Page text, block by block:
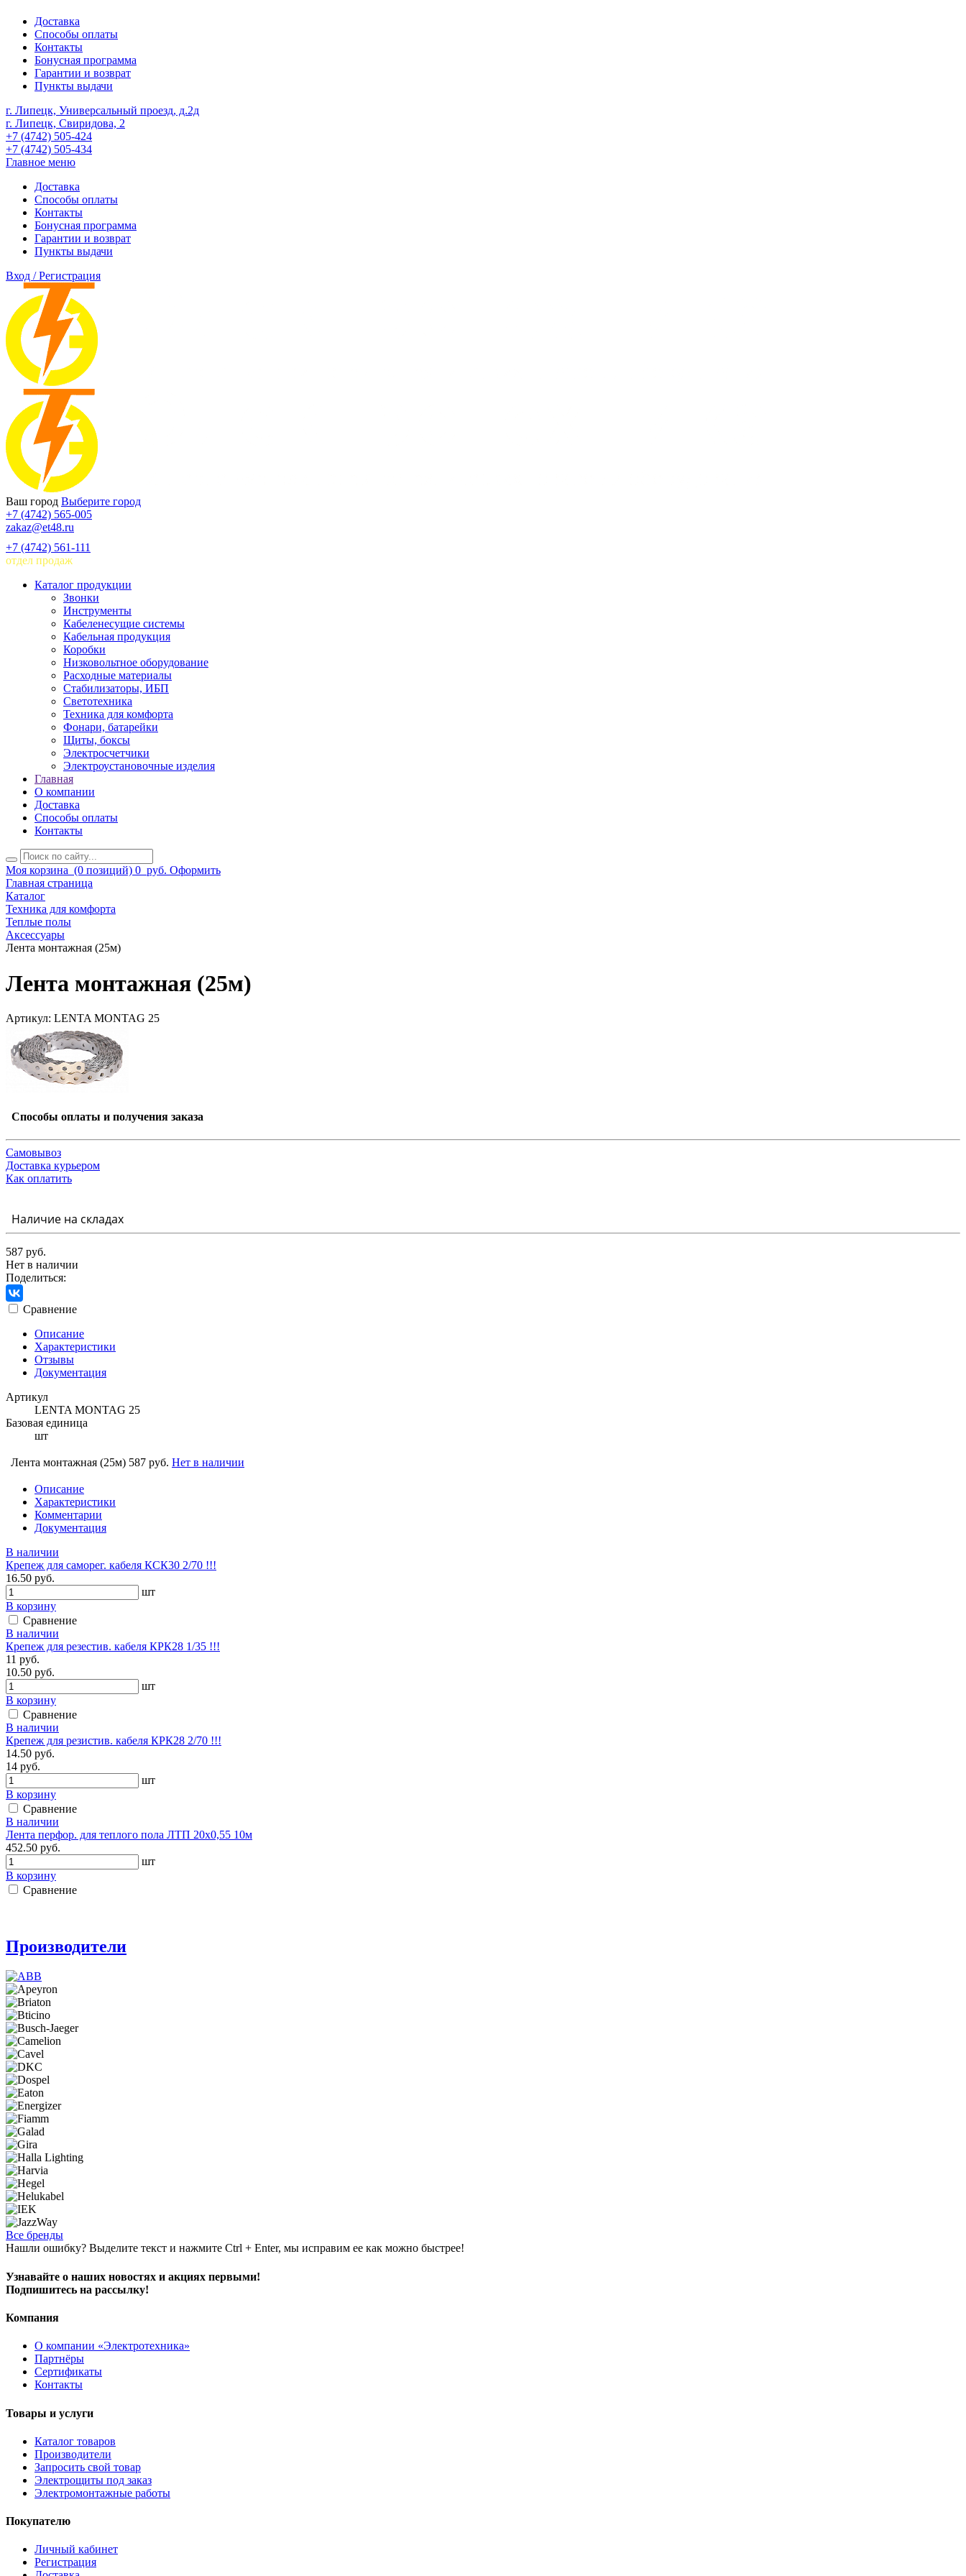
Доставка
Способы оплаты
Контакты
Бонусная программа
Гарантии и возврат
Пункты выдачи
г. Липецк, Универсальный проезд, д.2д
г. Липецк, Свиридова, 2
+7 (4742) 505-424
+7 (4742) 505-434
Главное меню
Доставка
Способы оплаты
Контакты
Бонусная программа
Гарантии и возврат
Пункты выдачи
Вход / Регистрация
Ваш город Выберите город
+7 (4742) 565-005
zakaz@et48.ru
+7 (4742) 561-111
отдел продаж
Каталог продукции
Звонки
Инструменты
Кабеленесущие системы
Кабельная продукция
Коробки
Низковольтное оборудование
Расходные материалы
Стабилизаторы, ИБП
Светотехника
Техника для комфорта
Фонари, батарейки
Щиты, боксы
Электросчетчики
Электроустановочные изделия
Главная
О компании
Доставка
Способы оплаты
Контакты
Моя корзина (0 позиций) 0 руб. Оформить
Главная страница
Каталог
Техника для комфорта
Теплые полы
Аксессуары
Лента монтажная (25м)
Лента монтажная (25м)
Артикул: LENTA MONTAG 25
Способы оплаты и получения заказа
Самовывоз
Доставка курьером
Как оплатить
Наличие на складах
587 руб.
Нет в наличии
Поделиться:
Сравнение
Описание
Характеристики
Отзывы
Документация
Артикул
LENTA MONTAG 25
Базовая единица
шт
Лента монтажная (25м) 587 руб. Нет в наличии
Описание
Характеристики
Комментарии
Документация
В наличии
Крепеж для саморег. кабеля КСК30 2/70 !!!
16.50 руб.
шт
В корзину
Сравнение
В наличии
Крепеж для резестив. кабеля КРК28 1/35 !!!
11 руб.
10.50 руб.
шт
В корзину
Сравнение
В наличии
Крепеж для резистив. кабеля КРК28 2/70 !!!
14.50 руб.
14 руб.
шт
В корзину
Сравнение
В наличии
Лента перфор. для теплого пола ЛТП 20х0,55 10м
452.50 руб.
шт
В корзину
Сравнение
Производители
Все бренды
Нашли ошибку? Выделите текст и нажмите Ctrl + Enter, мы исправим ее как можно быстрее!
Узнавайте о наших новостях и акциях первыми!
Подпишитесь на рассылку!
Компания
О компании «Электротехника»
Партнёры
Сертификаты
Контакты
Товары и услуги
Каталог товаров
Производители
Запросить свой товар
Электрощиты под заказ
Электромонтажные работы
Покупателю
Личный кабинет
Регистрация